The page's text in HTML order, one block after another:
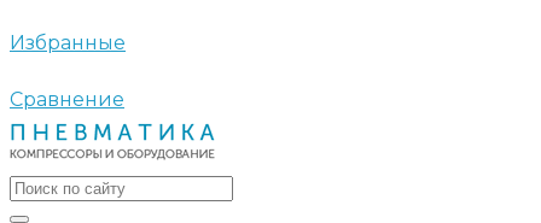
Избранные
Сравнение